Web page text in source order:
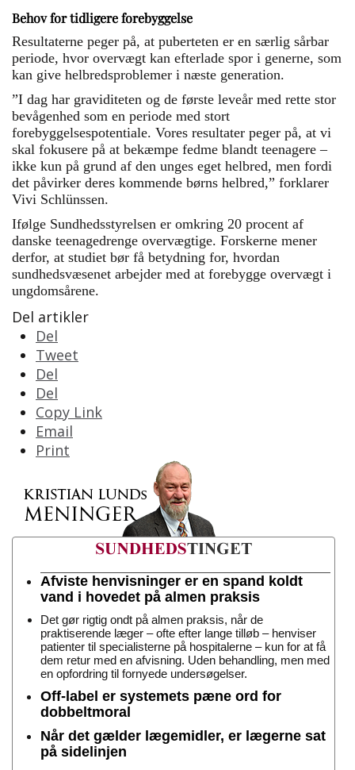
Behov for tidligere forebyggelse
Resultaterne peger på, at puberteten er en særlig sårbar
periode, hvor overvægt kan efterlade spor i generne, som
kan give helbredsproblemer i næste generation.
”I dag har graviditeten og de første leveår med rette stor
bevågenhed som en periode med stort
forebyggelsespotentiale. Vores resultater peger på, at vi
skal fokusere på at bekæmpe fedme blandt teenagere –
ikke kun på grund af den unges eget helbred, men fordi
det påvirker deres kommende børns helbred,” forklarer
Vivi Schlünssen.
Ifølge Sundhedsstyrelsen er omkring 20 procent af
danske teenagedrenge overvægtige. Forskerne mener
derfor, at studiet bør få betydning for, hvordan
sundhedsvæsenet arbejder med at forebygge overvægt i
ungdomsårene.
Del artikler
Del
Tweet
Del
Del
Copy Link
Email
Print
Afviste henvisninger er en spand koldt
vand i hovedet på almen praksis
Det gør rigtig ondt på almen praksis, når de
praktiserende læger – ofte efter lange tilløb – henviser
patienter til specialisterne på hospitalerne – kun for at få
dem retur med en afvisning. Uden behandling, men med
en opfordring til fornyede undersøgelser.
Off-label er systemets pæne ord for
dobbeltmoral
Når det gælder lægemidler, er lægerne sat
på sidelinjen